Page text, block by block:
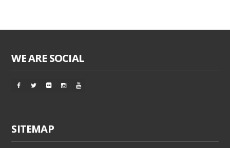
WE ARE SOCIAL
SITEMAP